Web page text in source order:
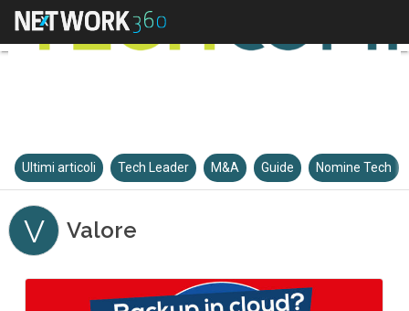
Ultimi articoli Tech Leader M&A Guide Nomine Tech
V Valore